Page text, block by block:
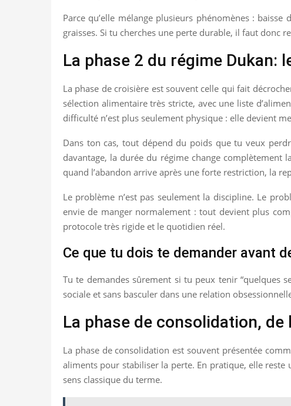
Parce qu’elle mélange plusieurs phénomènes :
graisses. Si tu cherches une perte durable, il faut donc
La phase 2 du régime Dukan:
La phase de croisière est souvent celle qui fait
sélection alimentaire très stricte, avec une liste
difficulté n’est plus seulement physique : elle devient
Dans ton cas, tout dépend du poids que tu veux
davantage, la durée du régime change complètement
quand l’abandon arrive après une forte restriction, la
Le problème n’est pas seulement la discipline. Le
envie de manger normalement : tout devient plus
protocole très rigide et le quotidien réel.
Ce que tu dois te demander avant
Tu te demandes sûrement si tu peux tenir “quelques
sociale et sans basculer dans une relation
La phase de consolidation, de
La phase de consolidation est souvent présentée
aliments pour stabiliser la perte. En pratique, elle reste
sens classique du terme.